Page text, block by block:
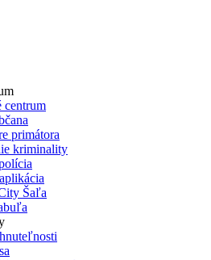
centrum
primátora
kriminality
Šaľa